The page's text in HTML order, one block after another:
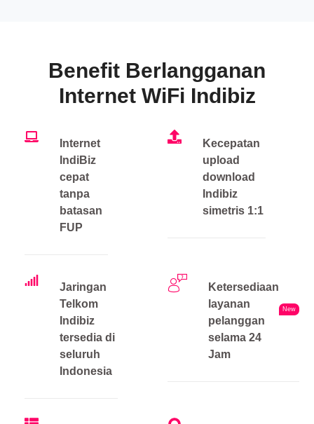
Benefit Berlangganan
Internet WiFi Indibiz
Internet
IndiBiz
cepat
tanpa
batasan
FUP
Kecepatan
upload
download
Indibiz
simetris 1:1
Jaringan
Telkom
Indibiz
tersedia di
seluruh
Indonesia
Ketersediaan
layanan
pelanggan
selama 24
Jam
New